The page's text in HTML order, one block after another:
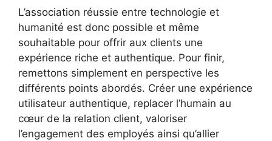
L’association réussie entre technologie et
humanité est donc possible et même
souhaitable pour offrir aux clients une
expérience riche et authentique. Pour finir,
remettons simplement en perspective les
différents points abordés. Créer une expérience
utilisateur authentique, replacer l’humain au
cœur de la relation client, valoriser
l’engagement des employés ainsi qu’allier